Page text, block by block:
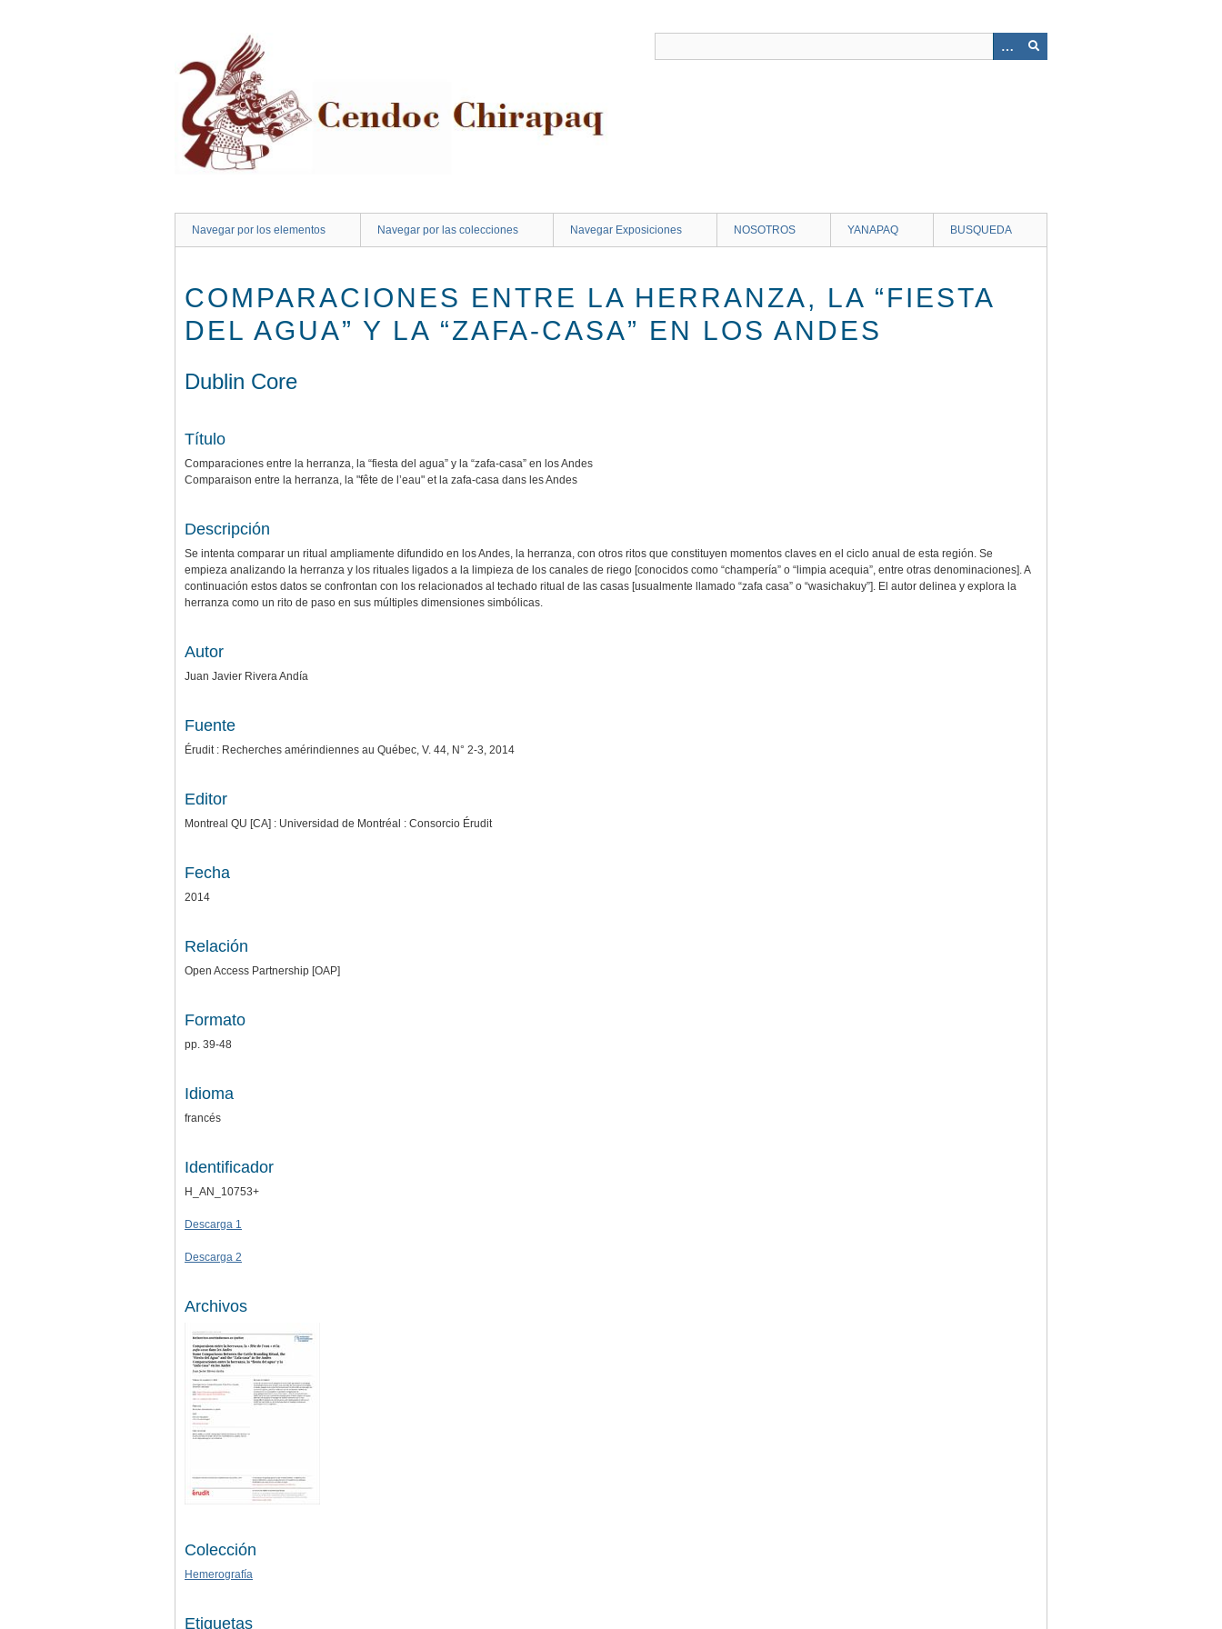
Navegar por los elementos Navegar por las colecciones Navegar Exposiciones NOSOTROS YANAPAQ BUSQUEDA
COMPARACIONES ENTRE LA HERRANZA, LA “FIESTA
DEL AGUA” Y LA “ZAFA-CASA” EN LOS ANDES
Dublin Core
Título
Comparaciones entre la herranza, la “fiesta del agua” y la “zafa-casa” en los Andes
Comparaison entre la herranza, la "fête de l’eau" et la zafa-casa dans les Andes
Descripción
Se intenta comparar un ritual ampliamente difundido en los Andes, la herranza, con otros ritos que constituyen momentos claves en el ciclo anual de esta región. Se
empieza analizando la herranza y los rituales ligados a la limpieza de los canales de riego [conocidos como “champería” o “limpia acequia”, entre otras denominaciones]. A
continuación estos datos se confrontan con los relacionados al techado ritual de las casas [usualmente llamado “zafa casa” o “wasichakuy”]. El autor delinea y explora la
herranza como un rito de paso en sus múltiples dimensiones simbólicas.
Autor
Juan Javier Rivera Andía
Fuente
Érudit : Recherches amérindiennes au Québec, V. 44, N° 2-3, 2014
Editor
Montreal QU [CA] : Universidad de Montréal : Consorcio Érudit
Fecha
2014
Relación
Open Access Partnership [OAP]
Formato
pp. 39-48
Idioma
francés
Identificador
H_AN_10753+
Descarga 1
Descarga 2
Archivos
Colección
Hemerografía
Etiquetas